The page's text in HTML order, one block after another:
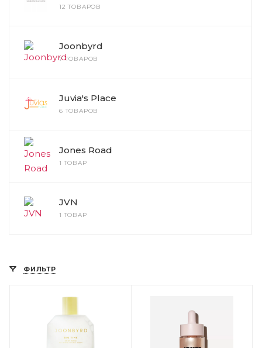
12 ТОВАРОВ
Joonbyrd
7 ТОВАРОВ
Juvia's Place
6 ТОВАРОВ
Jones Road
1 ТОВАР
JVN
1 ТОВАР
ФИЛЬТР